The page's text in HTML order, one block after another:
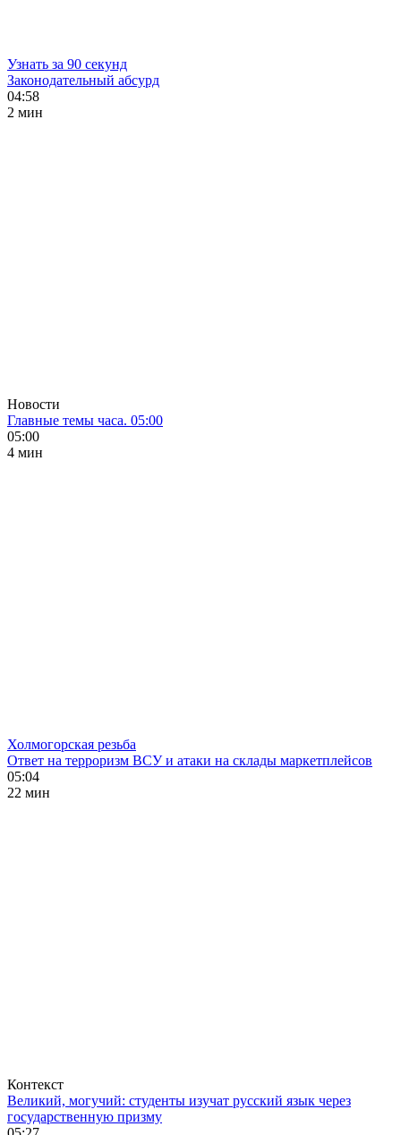
Узнать за 90 секунд
Законодательный абсурд
04:58
2 мин
Новости
Главные темы часа. 05:00
05:00
4 мин
Холмогорская резьба
Ответ на терроризм ВСУ и атаки на склады маркетплейсов
05:04
22 мин
Контекст
Великий, могучий: студенты изучат русский язык через
государственную призму